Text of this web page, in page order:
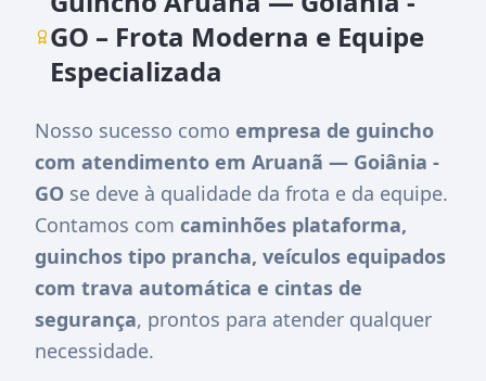
GO – Frota Moderna e Equipe
Especializada
Nosso sucesso como empresa de guincho
com atendimento em Aruanã — Goiânia -
GO se deve à qualidade da frota e da equipe.
Contamos com caminhões plataforma,
guinchos tipo prancha, veículos equipados
com trava automática e cintas de
segurança, prontos para atender qualquer
necessidade.